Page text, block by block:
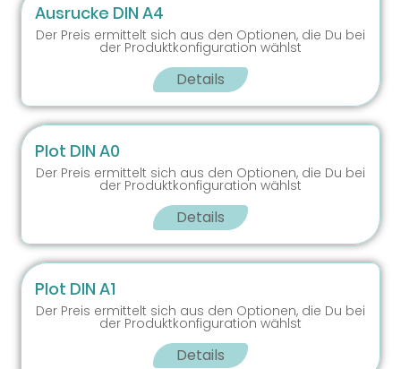
Ausrucke DIN A4
Der Preis ermittelt sich aus den Optionen, die Du bei
der Produktkonfiguration wählst
Details
Plot DIN A0
Der Preis ermittelt sich aus den Optionen, die Du bei
der Produktkonfiguration wählst
Details
Plot DIN A1
Der Preis ermittelt sich aus den Optionen, die Du bei
der Produktkonfiguration wählst
Details